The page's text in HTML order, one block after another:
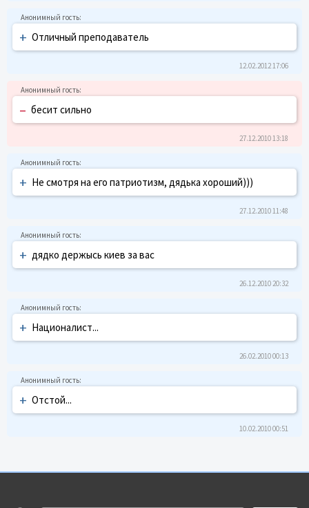
+ Отличный преподаватель
12.02.2012 17:06
– бесит сильно
27.12.2010 13:18
+ Не смотря на его патриотизм, дядька хороший)))
27.12.2010 11:48
+ дядко держысь киев за вас
26.12.2010 20:32
+ Националист...
26.02.2010 00:13
+ Отстой...
10.02.2010 00:51